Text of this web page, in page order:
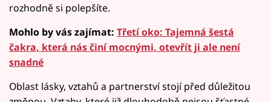
rozhodně si polepšíte.
Mohlo by vás zajímat: Třetí oko: Tajemná šestá
čakra, která nás činí mocnými, otevřít ji ale není
snadné
Oblast lásky, vztahů a partnerství stojí před důležitou